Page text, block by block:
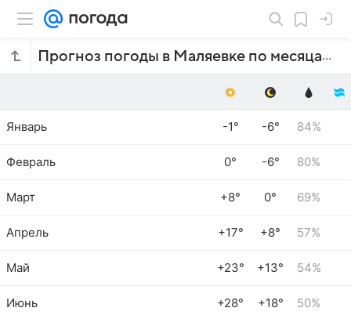
Прогноз погоды в Маляевке по месяцам
Январь -1° -6° 84%
Февраль 0° -6° 80%
Март +8° 0° 69%
Апрель +17° +8° 57%
Май +23° +13° 54%
Июнь +28° +18° 50%